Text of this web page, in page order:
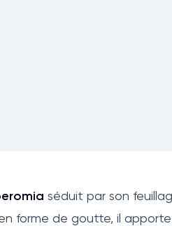
séduit par son
forme de goutte, il apporte